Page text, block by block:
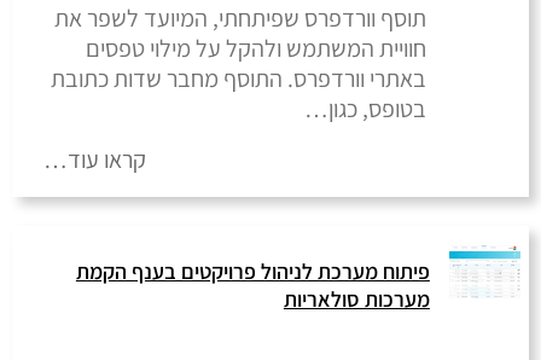
תוסף וורדפרס שפיתחתי, המיועד לשפר את
חוויית המשתמש ולהקל על מילוי טפסים
באתרי וורדפרס. התוסף מחבר שדות כתובת
בטופס, כגון…
קראו עוד…
פיתוח מערכת לניהול פרויקטים בענף הקמת
מערכות סולאריות